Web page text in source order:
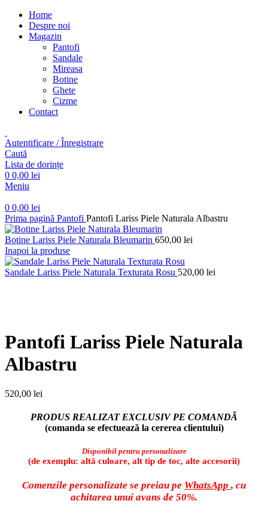
Home
Despre noi
Magazin
Pantofi
Sandale
Mireasa
Botine
Ghete
Cizme
Contact
Autentificare / Înregistrare
Caută
Lista de dorințe
0 0,00 lei
Meniu
0 0,00 lei
Prima pagină Pantofi Pantofi Lariss Piele Naturala Albastru
Botine Lariss Piele Naturala Bleumarin 650,00 lei
Inapoi la produse
Sandale Lariss Piele Naturala Texturata Rosu 520,00 lei
Pantofi Lariss Piele Naturala
Albastru
520,00 lei
PRODUS REALIZAT EXCLUSIV PE COMANDĂ
(comanda se efectuează la cererea clientului)
Disponibil pentru personalizare
(de exemplu: altă culoare, alt tip de toc, alte accesorii)
Comenzile personalizate se preiau pe WhatsApp , cu
achitarea unui avans de 50%.